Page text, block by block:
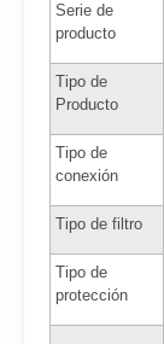
Serie de
producto
Tipo de
Producto
Tipo de
conexión
Tipo de filtro
Tipo de
protección